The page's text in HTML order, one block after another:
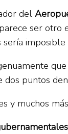
del
ser otro
sería
dos puntos
y muchos